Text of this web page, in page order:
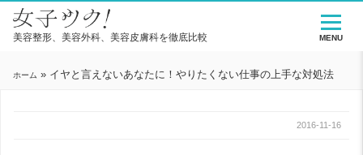
美容整形、美容外科、美容皮膚科を徹底比較
ホーム » イヤと言えないあなたに！やりたくない仕事の上手な対処法
2016-11-16
MENU